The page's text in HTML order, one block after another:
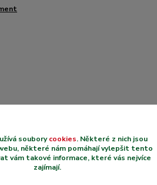
souborycookies. Některé z nich jsou
některé nám pomáhají vylepšit tento
vám takové informace, které vás nejvíce
zajímají.